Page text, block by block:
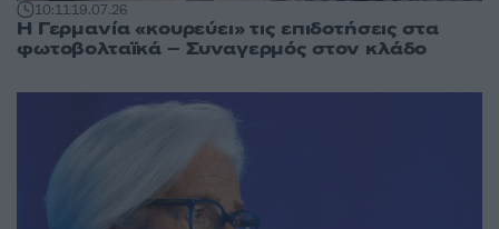
10:1119.07.26
H Γερμανία «κουρεύει» τις επιδοτήσεις στα
φωτοβολταϊκά – Συναγερμός στον κλάδο